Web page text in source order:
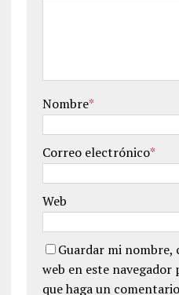
Nombre*
Correo electrónico*
Web
Guardar mi
web en este navegador
que haga un